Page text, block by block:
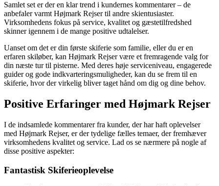
Samlet set er der en klar trend i kundernes kommentarer – de
anbefaler varmt Højmark Rejser til andre skientusiaster.
Virksomhedens fokus på service, kvalitet og gæstetilfredshed
skinner igennem i de mange positive udtalelser.
Uanset om det er din første skiferie som familie, eller du er en
erfaren skiløber, kan Højmark Rejser være et fremragende valg for
din næste tur til pisterne. Med deres høje serviceniveau, engagerede
guider og gode indkvarteringsmuligheder, kan du se frem til en
skiferie, hvor der virkelig bliver taget hånd om dig og dine behov.
Positive Erfaringer med Højmark Rejser
I de indsamlede kommentarer fra kunder, der har haft oplevelser
med Højmark Rejser, er der tydelige fælles temaer, der fremhæver
virksomhedens kvalitet og service. Lad os se nærmere på nogle af
disse positive aspekter:
Fantastisk Skiferieoplevelse